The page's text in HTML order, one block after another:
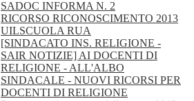
SADOC INFORMA N. 2
RICORSO RICONOSCIMENTO 2013
UILSCUOLA RUA
[SINDACATO INS. RELIGIONE -
SAIR NOTIZIE] AI DOCENTI DI
RELIGIONE - ALL'ALBO
SINDACALE - NUOVI RICORSI PER
DOCENTI DI RELIGIONE